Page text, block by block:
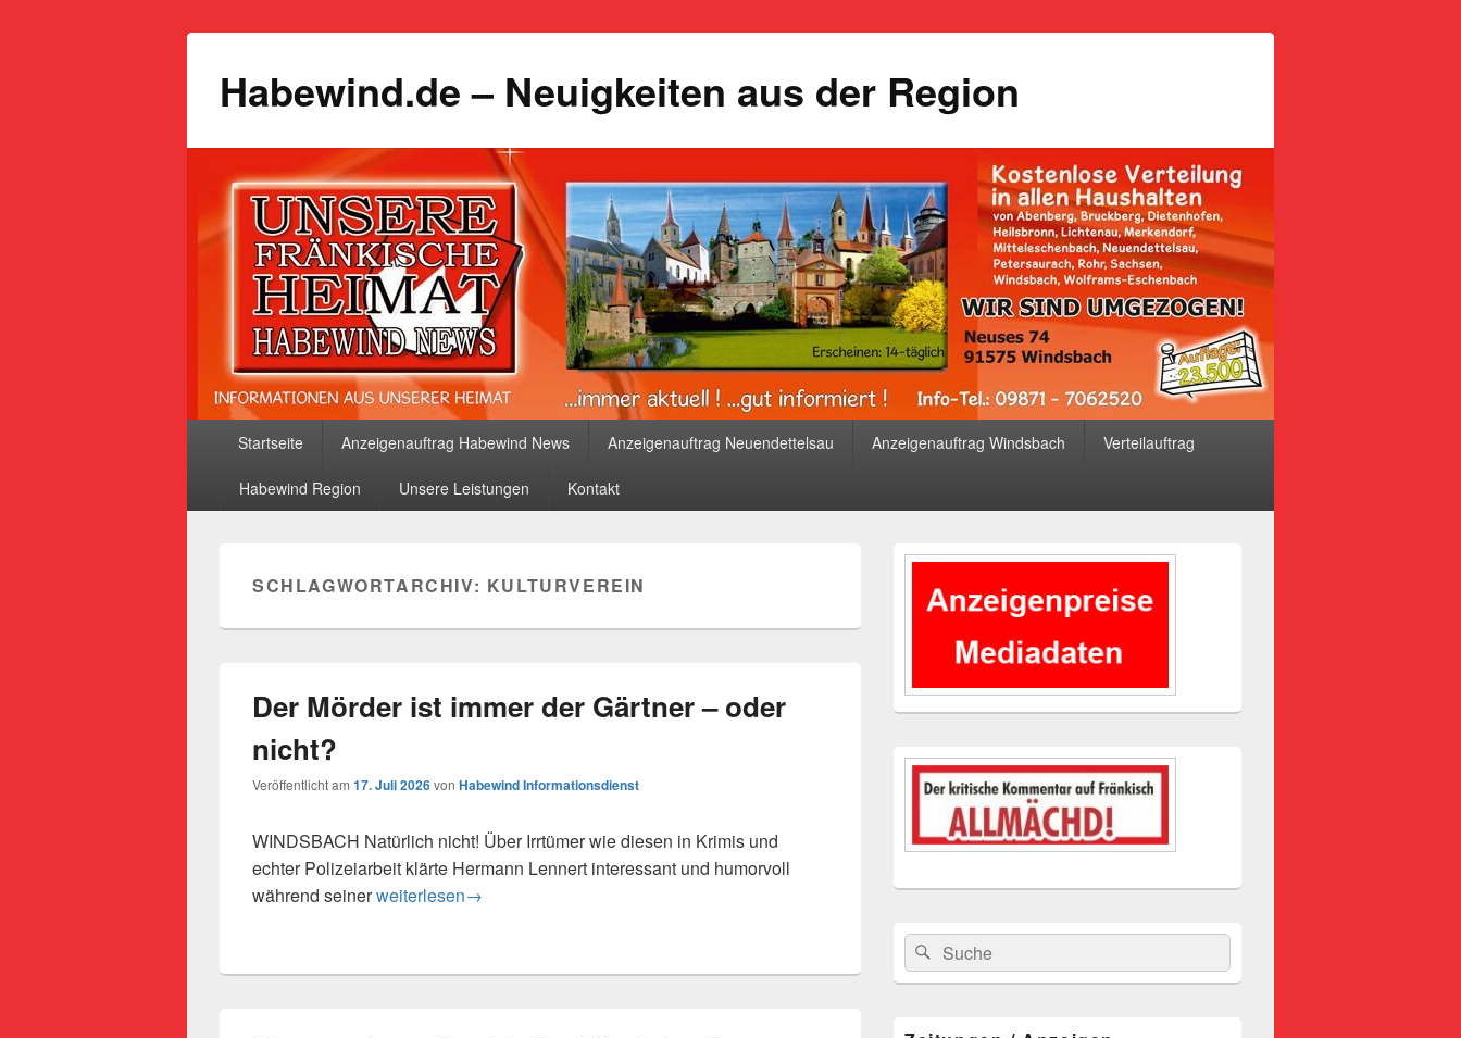
Habewind.de – Neuigkeiten aus der Region
Startseite Anzeigenauftrag Habewind News Anzeigenauftrag Neuendettelsau Anzeigenauftrag Windsbach Verteilauftrag
Habewind Region Unsere Leistungen Kontakt
SCHLAGWORTARCHIV: KULTURVEREIN
Der Mörder ist immer der Gärtner – oder
nicht?
Veröffentlicht am 17. Juli 2026von Habewind Informationsdienst
WINDSBACH Natürlich nicht! Über Irrtümer wie diesen in Krimis und
echter Polizeiarbeit klärte Hermann Lennert interessant und humorvoll
während seinerDer Mörder ist immer der Gärtner – oder nicht?
weiterlesen→
Primärer
Widgetbereich
Suchen
nach:
Suchen